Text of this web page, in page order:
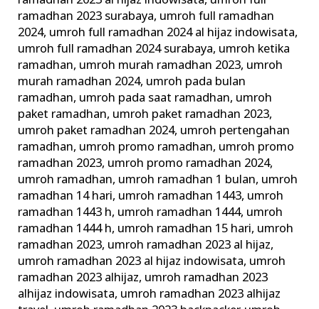
ramadhan 2023 surabaya, umroh full ramadhan
2024, umroh full ramadhan 2024 al hijaz indowisata,
umroh full ramadhan 2024 surabaya, umroh ketika
ramadhan, umroh murah ramadhan 2023, umroh
murah ramadhan 2024, umroh pada bulan
ramadhan, umroh pada saat ramadhan, umroh
paket ramadhan, umroh paket ramadhan 2023,
umroh paket ramadhan 2024, umroh pertengahan
ramadhan, umroh promo ramadhan, umroh promo
ramadhan 2023, umroh promo ramadhan 2024,
umroh ramadhan, umroh ramadhan 1 bulan, umroh
ramadhan 14 hari, umroh ramadhan 1443, umroh
ramadhan 1443 h, umroh ramadhan 1444, umroh
ramadhan 1444 h, umroh ramadhan 15 hari, umroh
ramadhan 2023, umroh ramadhan 2023 al hijaz,
umroh ramadhan 2023 al hijaz indowisata, umroh
ramadhan 2023 alhijaz, umroh ramadhan 2023
alhijaz indowisata, umroh ramadhan 2023 alhijaz